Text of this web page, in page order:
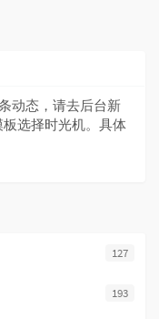
动态，请去后台新
选择时光机。具体
127
193